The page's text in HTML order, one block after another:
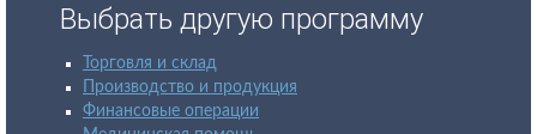
Выбрать другую программу
Торговля и склад
Производство и продукция
Финансовые операции